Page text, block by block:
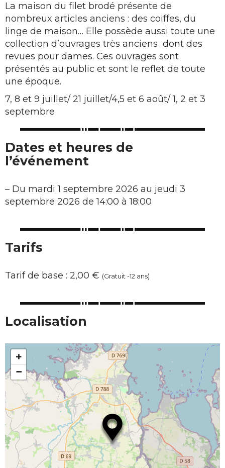
La maison du filet brodé présente de
nombreux articles anciens : des coiffes, du
linge de maison… Elle possède aussi toute une
collection d’ouvrages très anciens dont des
revues pour dames. Ces ouvrages sont
présentés au public et sont le reflet de toute
une époque.
7, 8 et 9 juillet/ 21 juillet/4,5 et 6 août/ 1, 2 et 3
septembre
Dates et heures de
l’événement
– Du mardi 1 septembre 2026 au jeudi 3
septembre 2026 de 14:00 à 18:00
Tarifs
Tarif de base : 2,00 € (Gratuit -12 ans)
Localisation
+
−